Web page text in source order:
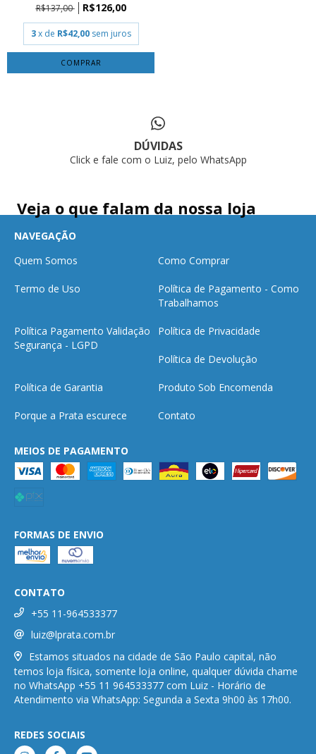
R$137,00
R$126,00
3 x de R$42,00 sem juros
COMPRAR
DÚVIDAS
Click e fale com o Luiz, pelo WhatsApp
Veja o que falam da nossa loja
NAVEGAÇÃO
Quem Somos
Como Comprar
Termo de Uso
Política de Pagamento - Como
Trabalhamos
Política Pagamento Validação
Segurança - LGPD
Política de Privacidade
Política de Devolução
Política de Garantia Produto Sob Encomenda
Porque a Prata escurece Contato
MEIOS DE PAGAMENTO
FORMAS DE ENVIO
CONTATO
+55 11-964533377
luiz@lprata.com.br
Estamos situados na cidade de São Paulo capital, não
temos loja física, somente loja online, qualquer dúvida chame
no WhatsApp +55 11 964533377 com Luiz - Horário de
Atendimento via WhatsApp: Segunda a Sexta 9h00 às 17h00.
REDES SOCIAIS